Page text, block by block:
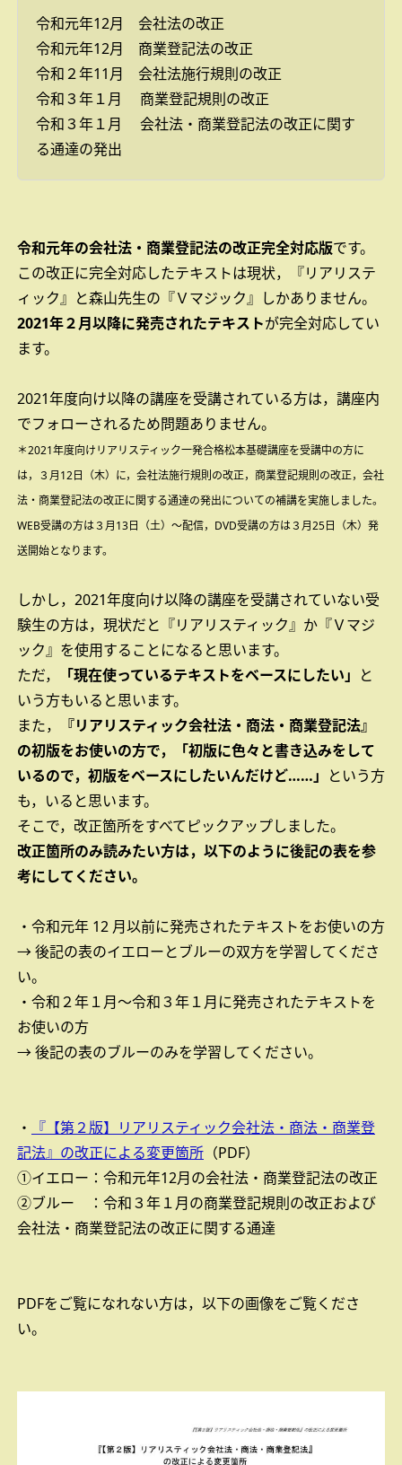
令和元年12月 会社法の改正
令和元年12月 商業登記法の改正
令和２年11月 会社法施行規則の改正
令和３年１月 商業登記規則の改正
令和３年１月 会社法・商業登記法の改正に関す
る通達の発出
令和元年の会社法・商業登記法の改正完全対応版です。
この改正に完全対応したテキストは現状，『リアリステ
ィック』と森山先生の『Ｖマジック』しかありません。
2021年２月以降に発売されたテキストが完全対応してい
ます。
2021年度向け以降の講座を受講されている方は，講座内
でフォローされるため問題ありません。
＊2021年度向けリアリスティック一発合格松本基礎講座を受講中の方に
は，３月12日（木）に，会社法施行規則の改正，商業登記規則の改正，会社
法・商業登記法の改正に関する通達の発出についての補講を実施しました。
WEB受講の方は３月13日（土）～配信，DVD受講の方は３月25日（木）発
送開始となります。
しかし，2021年度向け以降の講座を受講されていない受
験生の方は，現状だと『リアリスティック』か『Ｖマジ
ック』を使用することになると思います。
ただ，
「現在使っているテキストをベースにしたい」 と
いう方もいると思います。
また，
『リアリスティック会社法・商法・商業登記法』
の初版をお使いの方で，「初版に色々と書き込みをして
いるので，初版をベースにしたいんだけど……」 という方
も，いると思います。
そこで，改正箇所をすべてピックアップしました。
改正箇所のみ読みたい方は，以下のように後記の表を参
考にしてください。
・令和元年 12 月以前に発売されたテキストをお使いの方
→ 後記の表のイエローとブルーの双方を学習してくださ
い。
・令和２年１月～令和３年１月に発売されたテキストを
お使いの方
→ 後記の表のブルーのみを学習してください。
・
『【第２版】リアリスティック会社法・商法・商業登
記法』の改正による変更箇所 （PDF）
①イエロー：令和元年12月の会社法・商業登記法の改正
②ブルー ：令和３年１月の商業登記規則の改正および
会社法・商業登記法の改正に関する通達
PDFをご覧になれない方は，以下の画像をご覧くださ
い。